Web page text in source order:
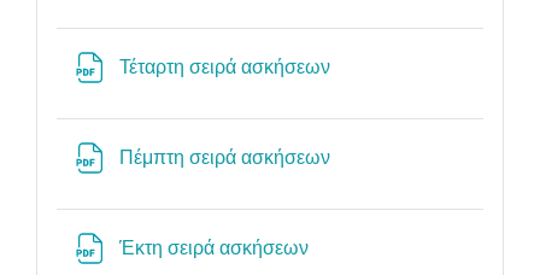
Τέταρτη σειρά ασκήσεων
Πέμπτη σειρά ασκήσεων
Έκτη σειρά ασκήσεων